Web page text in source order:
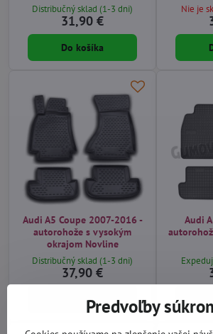
Distribučný sklad (1-3 dni)
31,90 €
Do košíka
Nie je
Audi A5 Coupe 2007-2016 -
autorohože s vysokým
okrajom Novline
Distribučný sklad (1-3 dni)
37,90 €
Do košíka
Audi
Predvoľby